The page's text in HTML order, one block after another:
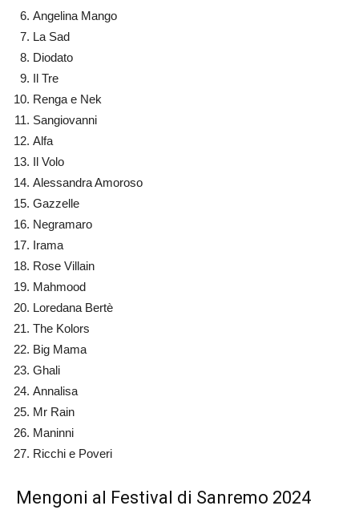
Angelina Mango
La Sad
Diodato
Il Tre
Renga e Nek
Sangiovanni
Alfa
Il Volo
Alessandra Amoroso
Gazzelle
Negramaro
Irama
Rose Villain
Mahmood
Loredana Bertè
The Kolors
Big Mama
Ghali
Annalisa
Mr Rain
Maninni
Ricchi e Poveri
Mengoni al Festival di Sanremo 2024